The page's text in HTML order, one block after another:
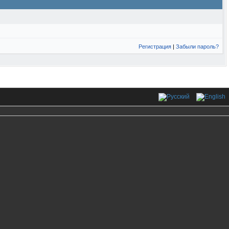
Регистрация | Забыли пароль?